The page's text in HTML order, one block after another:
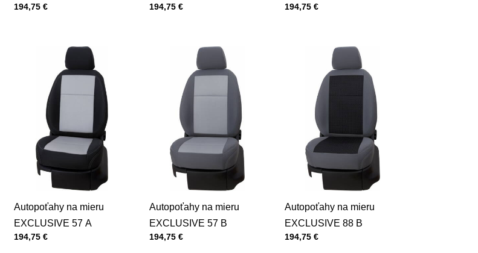
Cena s DPH
194,75 € Cena s DPH
194,75 € Cena s DPH
194,75 €
Autopoťahy na mieru
EXCLUSIVE 57 A
Cena s DPH
194,75 €
Autopoťahy na mieru
EXCLUSIVE 57 B
Cena s DPH
194,75 €
Autopoťahy na mieru
EXCLUSIVE 88 B
Cena s DPH
194,75 €